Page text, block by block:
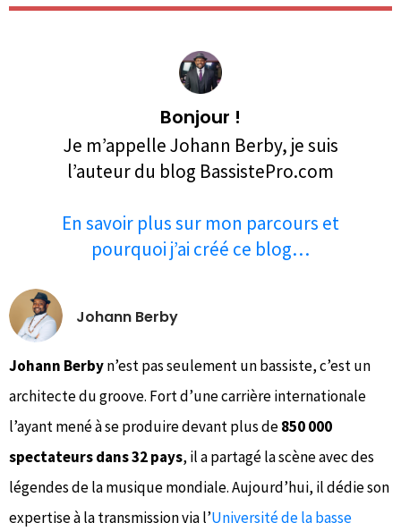
Bonjour !
Je m’appelle Johann Berby, je suis
l’auteur du blog BassistePro.com
En savoir plus sur mon parcours et
pourquoi j’ai créé ce blog…
Johann Berby
Johann Berbyn’est pas seulement un bassiste, c’est un
architecte du groove. Fort d’une carrière internationale
l’ayant mené à se produire devant plus de850 000
spectateurs dans 32 pays, il a partagé la scène avec des
légendes de la musique mondiale. Aujourd’hui, il dédie son
expertise à la transmission via l’Université de la basse